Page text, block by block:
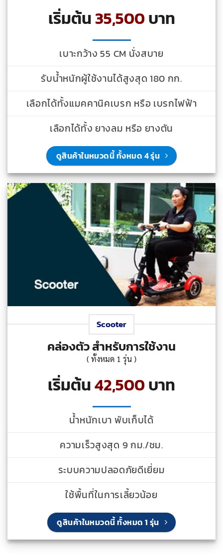
เริ่มต้น35,500บาท
เบาะกว้าง 55 CM นั่งสบาย
รับน้ำหนักผู้ใช้งานได้สูงสุด 180 กก.
เลือกได้ทั้งแมคคานิคเบรก หรือ เบรกไฟฟ้า
เลือกได้ทั้ง ยางลม หรือ ยางตัน
ดูสินค้าในหมวดนี้ ทั้งหมด 4 รุ่น
Scooter
คล่องตัว สำหรับการใช้งาน
( ทั้งหมด 1 รุ่น )
เริ่มต้น42,500บาท
น้ำหนักเบา พับเก็บได้
ความเร็วสูงสุด 9 กม./ชม.
ระบบความปลอดภัยดีเยี่ยม
ใช้พื้นที่ในการเลี้ยวน้อย
ดูสินค้าในหมวดนี้ ทั้งหมด 1 รุ่น